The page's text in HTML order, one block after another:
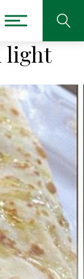
light